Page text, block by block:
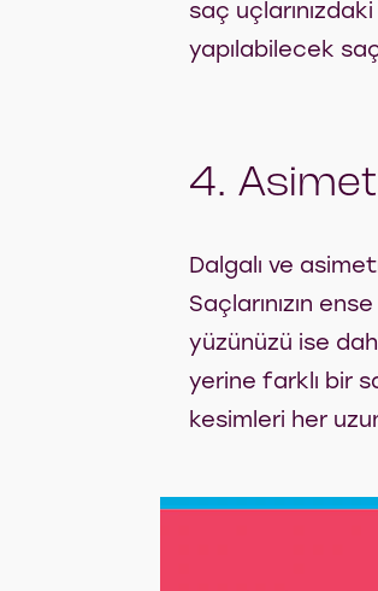
saç
yapılabilecek
4.
Dalgalı ve
Saçlarınızın
yüzünüzü ise
yerine farklı bir
kesimleri her